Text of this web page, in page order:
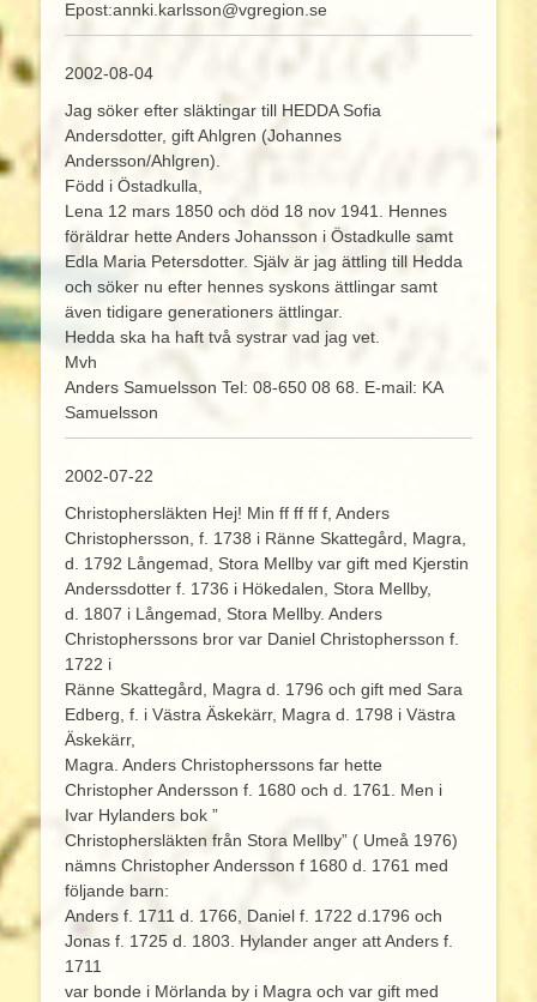
Epost:annki.karlsson@vgregion.se
2002-08-04
Jag söker efter släktingar till HEDDA Sofia
Andersdotter, gift Ahlgren (Johannes
Andersson/Ahlgren).
Född i Östadkulla,
Lena 12 mars 1850 och död 18 nov 1941. Hennes
föräldrar hette Anders Johansson i Östadkulle samt
Edla Maria Petersdotter. Själv är jag ättling till Hedda
och söker nu efter hennes syskons ättlingar samt
även tidigare generationers ättlingar.
Hedda ska ha haft två systrar vad jag vet.
Mvh
Anders Samuelsson Tel: 08-650 08 68. E-mail: KA
Samuelsson
2002-07-22
Christophersläkten Hej! Min ff ff ff f, Anders
Christophersson, f. 1738 i Ränne Skattegård, Magra,
d. 1792 Långemad, Stora Mellby var gift med Kjerstin
Anderssdotter f. 1736 i Hökedalen, Stora Mellby,
d. 1807 i Långemad, Stora Mellby. Anders
Christopherssons bror var Daniel Christophersson f.
1722 i
Ränne Skattegård, Magra d. 1796 och gift med Sara
Edberg, f. i Västra Äskekärr, Magra d. 1798 i Västra
Äskekärr,
Magra. Anders Christopherssons far hette
Christopher Andersson f. 1680 och d. 1761. Men i
Ivar Hylanders bok ”
Christophersläkten från Stora Mellby” ( Umeå 1976)
nämns Christopher Andersson f 1680 d. 1761 med
följande barn:
Anders f. 1711 d. 1766, Daniel f. 1722 d.1796 och
Jonas f. 1725 d. 1803. Hylander anger att Anders f.
1711
var bonde i Mörlanda by i Magra och var gift med